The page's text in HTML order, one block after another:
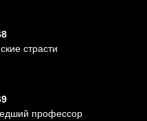
страсти
профессор